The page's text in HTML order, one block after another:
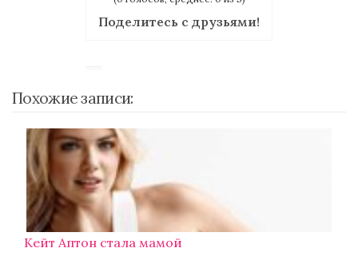
Поделитесь с друзьями!
Похожие записи:
Кейт Аптон стала мамой